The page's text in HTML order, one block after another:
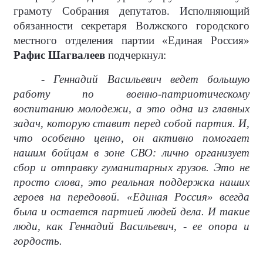
грамоту Собрания депутатов. Исполняющий
обязанности секретаря Волжского городского
местного отделения партии «Единая Россия»
Рафис Шагвалеев подчеркнул:
- Геннадий Васильевич ведет большую
работу по военно-патриотическому
воспитанию молодежи, а это одна из главных
задач, которую ставит перед собой партия. И,
что особенно ценно, он активно помогает
нашим бойцам в зоне СВО: лично организует
сбор и отправку гуманитарных грузов. Это не
просто слова, это реальная поддержка наших
героев на передовой. «Единая Россия» всегда
была и остается партией людей дела. И такие
люди, как Геннадий Васильевич, - ее опора и
гордость.